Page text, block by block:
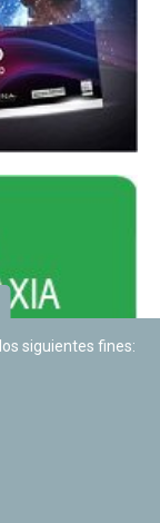
siguientes fines: